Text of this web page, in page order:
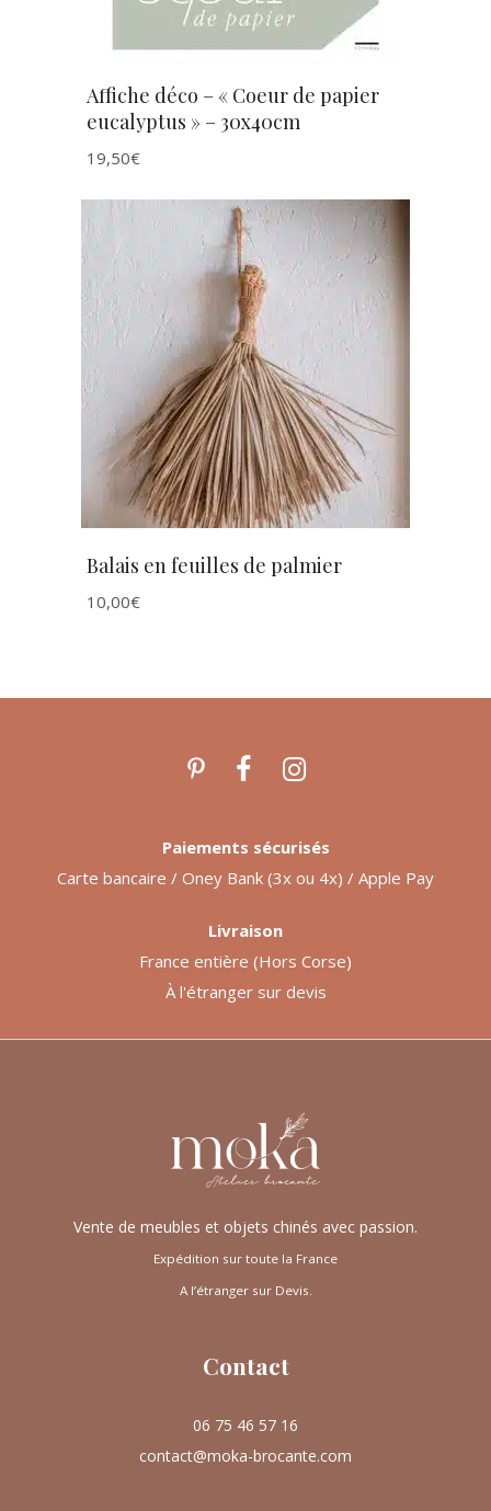
Affiche déco – « Coeur de papier
eucalyptus » – 30x40cm
19,50€
AJOUTER AU PANIER
Balais en feuilles de palmier
10,00€
Vente de meubles et objets chinés avec passion.
Expédition sur toute la France
A l’étranger sur Devis.
Contact
06 75 46 57 16
contact@moka-brocante.com
Paiements sécurisés
Carte bancaire / Oney Bank (3x ou 4x) / Apple Pay
Livraison
France entière (Hors Corse)
À l'étranger sur devis